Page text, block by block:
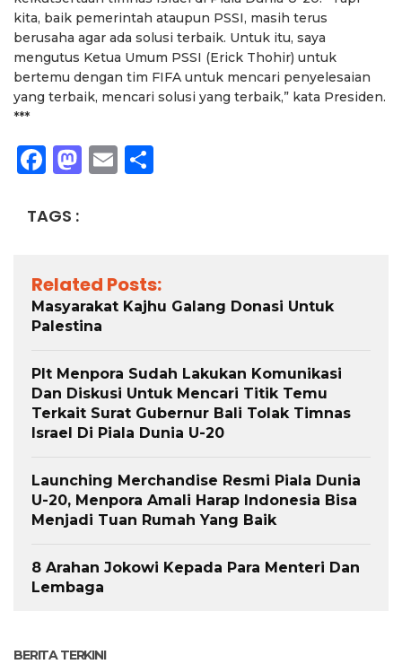
kita, baik pemerintah ataupun PSSI, masih terus
berusaha agar ada solusi terbaik. Untuk itu, saya
mengutus Ketua Umum PSSI (Erick Thohir) untuk
bertemu dengan tim FIFA untuk mencari penyelesaian
yang terbaik, mencari solusi yang terbaik,” kata Presiden.
***
Facebook
Mastodon
Email
TAGS :
Related Posts:
Masyarakat Kajhu Galang Donasi Untuk
Palestina
Plt Menpora Sudah Lakukan Komunikasi
Dan Diskusi Untuk Mencari Titik Temu
Terkait Surat Gubernur Bali Tolak Timnas
Israel Di Piala Dunia U-20
Launching Merchandise Resmi Piala Dunia
U-20, Menpora Amali Harap Indonesia Bisa
Menjadi Tuan Rumah Yang Baik
8 Arahan Jokowi Kepada Para Menteri Dan
Lembaga
BERITA TERKINI